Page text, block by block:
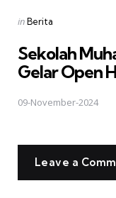
Posted
inBerita
Sekolah
Gelar Open
09-November-2024
Leave a